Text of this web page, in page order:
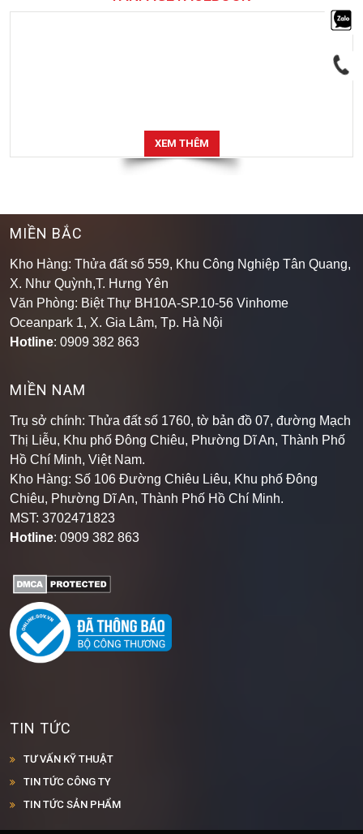
XEM THÊM
MIỀN BẮC
Kho Hàng: Thửa đất số 559, Khu Công Nghiệp Tân Quang,
X. Như Quỳnh,T. Hưng Yên
Văn Phòng: Biệt Thự BH10A-SP.10-56 Vinhome
Oceanpark 1, X. Gia Lâm, Tp. Hà Nội
Hotline: 0909 382 863
MIỀN NAM
Trụ sở chính: Thửa đất số 1760, tờ bản đồ 07, đường Mạch
Thị Liễu, Khu phố Đông Chiêu, Phường Dĩ An, Thành Phố
Hồ Chí Minh, Việt Nam.
Kho Hàng: Số 106 Đường Chiêu Liêu, Khu phố Đông
Chiêu, Phường Dĩ An, Thành Phố Hồ Chí Minh.
MST: 3702471823
Hotline: 0909 382 863
TIN TỨC
TƯ VẤN KỸ THUẬT
TIN TỨC CÔNG TY
TIN TỨC SẢN PHẨM